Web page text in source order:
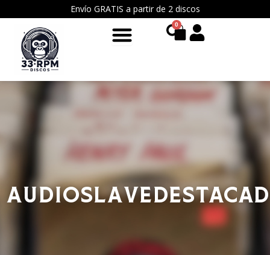
al
contenido
Envío GRATIS a partir de 2 discos
0
Cart
AUDIOSLAVE